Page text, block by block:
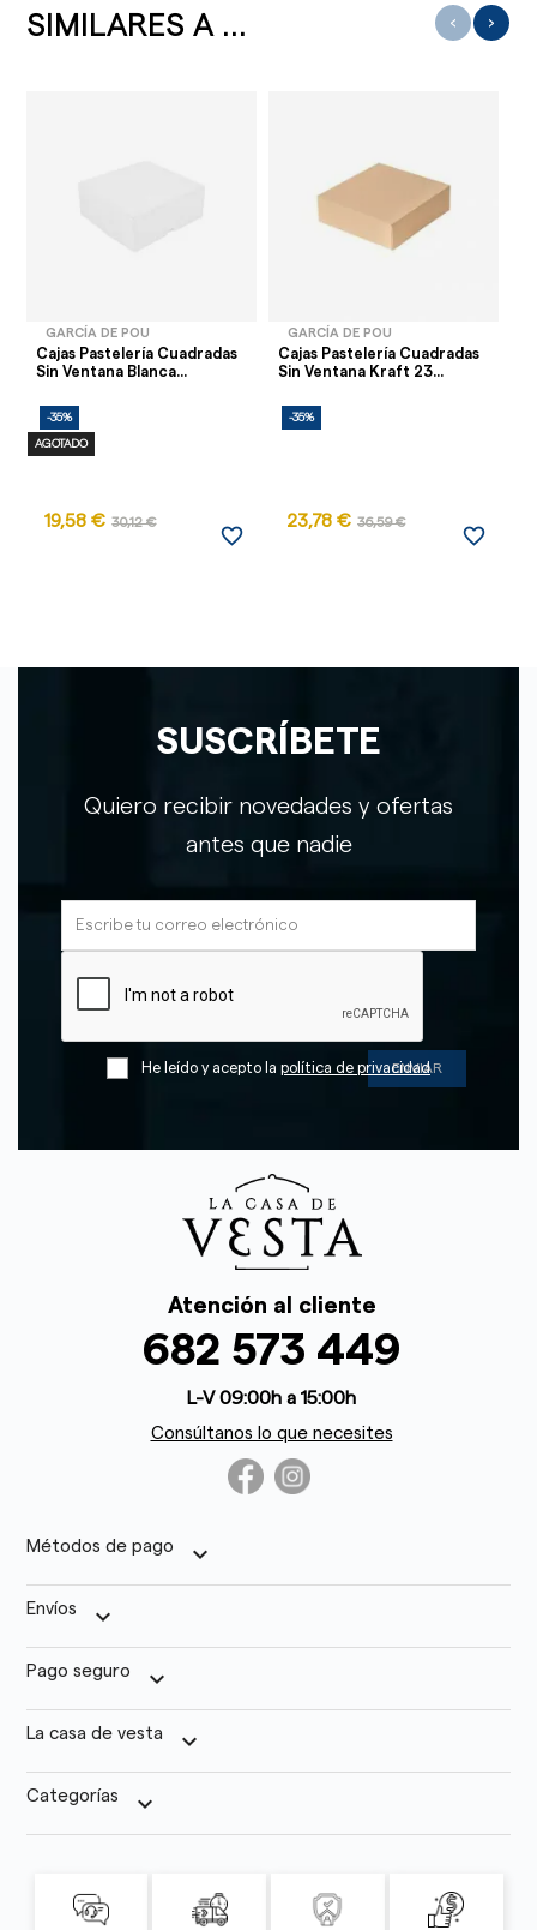
SIMILARES A ...
GARCÍA DE POU
Cajas Pastelería Cuadradas
Sin Ventana Blanca...
-35%
AGOTADO
19,58 € 30,12 €
favorite_border
GARCÍA DE POU
Cajas Pastelería Cuadradas
Sin Ventana Kraft 23...
-35%
23,78 € 36,59 €
favorite_border
‹ ›
SUSCRÍBETE
Quiero recibir novedades y ofertas
antes que nadie
He leído y acepto la política de privacidad
Atención al cliente
682 573 449
L-V 09:00h a 15:00h
Consúltanos lo que necesites
Métodos de pago keyboard_arrow_down
Envíos keyboard_arrow_down
Pago seguro keyboard_arrow_down
La casa de vesta keyboard_arrow_down
Categorías keyboard_arrow_down